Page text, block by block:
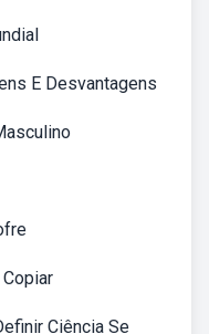
E Desvantagens
Ciência Se